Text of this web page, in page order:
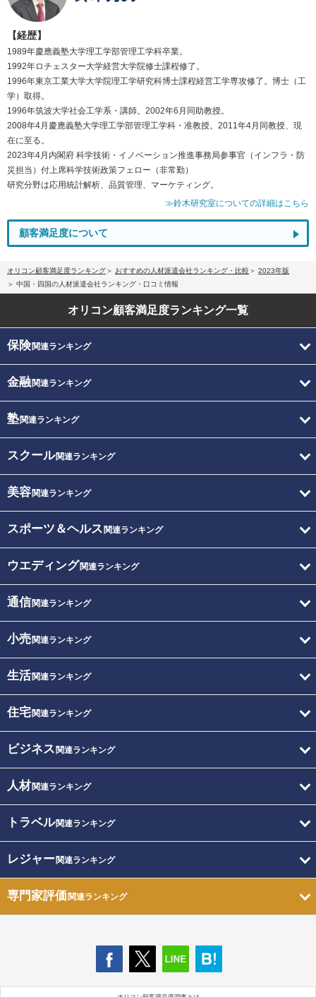
【経歴】
1989年慶應義塾大学理工学部管理工学科卒業。
1992年ロチェスター大学経営大学院修士課程修了。
1996年東京工業大学大学院理工学研究科博士課程経営工学専攻修了。博士（工
学）取得。
1996年筑波大学社会工学系・講師。2002年6月同助教授。
2008年4月慶應義塾大学理工学部管理工学科・准教授。2011年4月同教授、現
在に至る。
2023年4月内閣府 科学技術・イノベーション推進事務局参事官（インフラ・防
災担当）付上席科学技術政策フェロー（非常勤）
研究分野は応用統計解析、品質管理、マーケティング。
≫鈴木研究室についての詳細はこちら
顧客満足度について
オリコン顧客満足度ランキング おすすめの人材派遣会社ランキング・比較
2023年版
中国・四国の人材派遣会社ランキング・口コミ情報
オリコン顧客満足度ランキング一覧
保険関連ランキング
金融関連ランキング
塾関連ランキング
スクール関連ランキング
美容関連ランキング
スポーツ＆ヘルス 関連ランキング
ウエディング関連ランキング
通信関連ランキング
小売関連ランキング
生活関連ランキング
住宅関連ランキング
ビジネス 関連ランキング
人材関連ランキング
トラベル関連ランキング
レジャー関連ランキング
専門家評価関連ランキング